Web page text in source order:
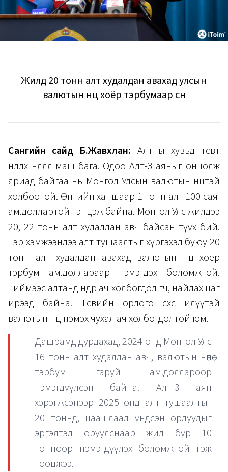
Жилд 20 тонн алт худалдан авахад улсын
валютын нөөц хоёр тэрбумаар өснө
Сангийн сайд Б.Жавхлан: Алтны хувьд төсөвт
нөлөөлөх нөлөөлөл маш бага. Одоо Алт-3 аяныг онцолж
яриад байгаа нь Монгол Улсын валютын нөөцтэй
холбоотой. Өнөөгийн ханшаар 1 тонн алт 100 сая
ам.доллартой тэнцэж байна. Монгол Улс жилдээ
20, 22 тонн алт худалдан авч байсан түүх бий.
Тэр хэмжээндээ алт тушаалтыг хүргэхэд буюу 20
тонн алт худалдан авахад валютын нөөц хоёр
тэрбум ам.доллараар нэмэгдэх боломжтой.
Тиймээс алтанд өндөр ач холбогдол өгч, найдах цаг
ирээд байна. Төсвийн орлого өсөхөөс илүүтэй
валютын нөөцөө нэмэх чухал ач холбогдолтой юм.
Дашрамд дурдахад, 2024 онд Монгол Улс
16 тонн алт худалдан авч, валютын нөөцөө
тэрбум гаруй ам.доллароор
нэмэгдүүлсэн байна. Алт-3 аян
хэрэгжсэнээр 2025 онд алт тушаалтыг
20 тоннд, цаашлаад үндсэн ордуудыг
эргэлтэд оруулснаар жил бүр 10
тонноор нэмэгдүүлэх боломжтой гэж
тооцжээ.